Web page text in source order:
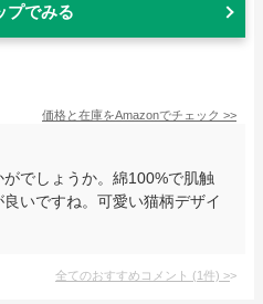
プでみる
価格と在庫をAmazonでチェック >>
でしょうか。綿100%で肌触
いですね。可愛い猫柄デザイ
全てのおすすめコメント (1件) >